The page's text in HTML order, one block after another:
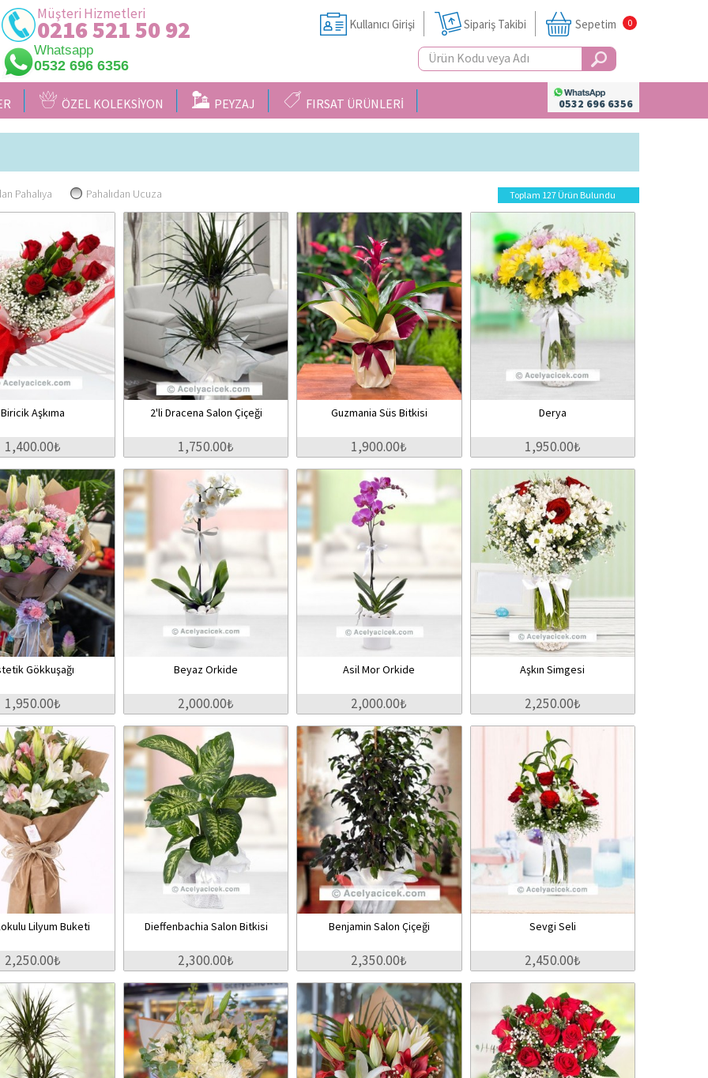
Müşteri Hizmetleri
0216 521 50 92
Whatsapp
0532 696 6356
Kullanıcı Girişi Sipariş Takibi Sepetim 0
ÖZEL KOLEKSİYON PEYZAJ FIRSAT ÜRÜNLERİ 0532 696 6356
Pahalıya Pahalıdan Ucuza Toplam 127 Ürün Bulundu
Biricik Aşkıma
1,400.00₺
2'li Dracena Salon Çiçeği
1,750.00₺
Guzmania Süs Bitkisi
1,900.00₺
Derya
1,950.00₺
Gökkuşağı
1,950.00₺
Beyaz Orkide
2,000.00₺
Asil Mor Orkide
2,000.00₺
Aşkın Simgesi
2,250.00₺
Lilyum Buketi
2,250.00₺
Dieffenbachia Salon Bitkisi
2,300.00₺
Benjamin Salon Çiçeği
2,350.00₺
Sevgi Seli
2,450.00₺